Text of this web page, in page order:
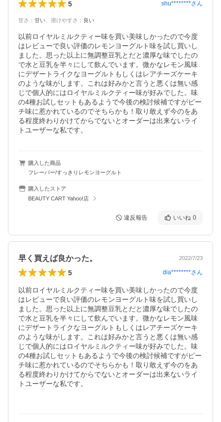
5 shu********さん
甘さ ： 甘い 溶けやすさ ： 良い
以前ロイヤルミルクティー味を買い美味しかったので今度
はレビューで良い評価のレモンヨーグルト味を試し買いし
ました。思った以上に無調整豆乳とだと濃厚な味でしたの
で水と豆乳を半々にして飲んでいます。微かなレモン風味
にデザートライクなヨーグルトもしくはレアチーズケーキ
のような味がします。これは好みかと言うと悪くは無い感
じで個人的にはロイヤルミルクティー味が好みでした。味
の4種お試しセットもあるようで今後の検討候補ですがピー
チ味に惹かれているのでそちらかも！取り敢えず今のをあ
る程度終わりかけてからでないとオーダーは出来ないライ
トユーザーな私です。
購入した商品
フレーバー/すっきりレモンヨーグルト
購入したストア
BEAUTY CART Yahoo!店
違反報告 いいね 0
早く買えば良かった。 2022/7/23
5 dia********さん
以前ロイヤルミルクティー味を買い美味しかったので今度
はレビューで良い評価のレモンヨーグルト味を試し買いし
ました。思った以上に無調整豆乳とだと濃厚な味でしたの
で水と豆乳を半々にして飲んでいます。微かなレモン風味
にデザートライクなヨーグルトもしくはレアチーズケーキ
のような味がします。これは好みかと言うと悪くは無い感
じで個人的にはロイヤルミルクティー味が好みでした。味
の4種お試しセットもあるようで今後の検討候補ですがピー
チ味に惹かれているのでそちらかも！取り敢えず今のをあ
る程度終わりかけてからでないとオーダーは出来ないライ
トユーザーな私です。